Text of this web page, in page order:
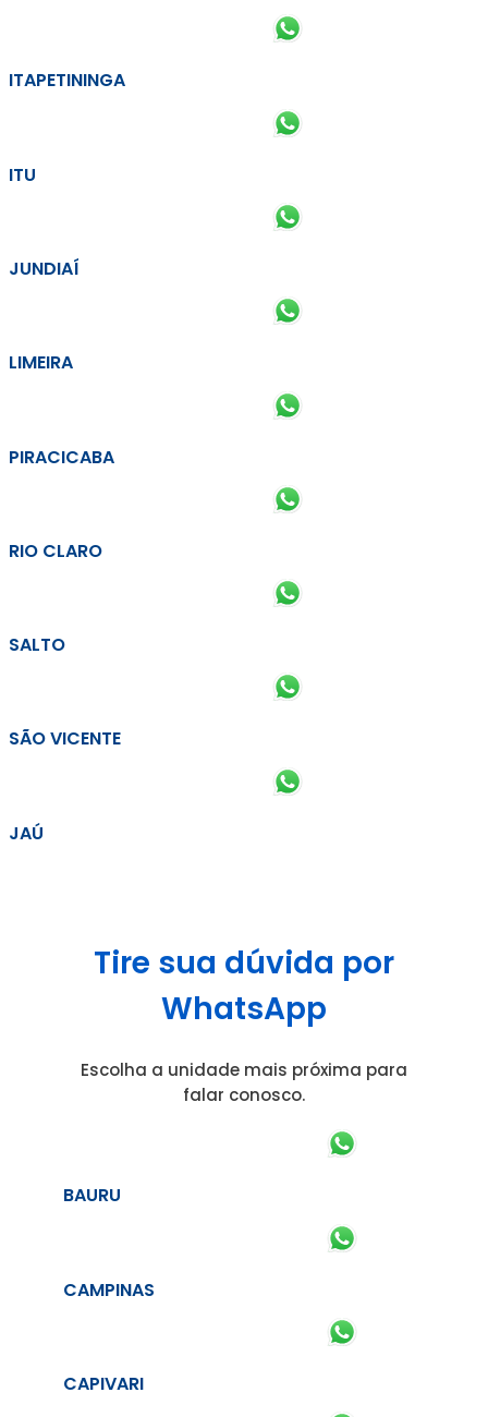
ITAPETININGA
ITU
JUNDIAÍ
LIMEIRA
PIRACICABA
RIO CLARO
SALTO
SÃO VICENTE
JAÚ
Tire sua dúvida por
WhatsApp
Escolha a unidade mais próxima para
falar conosco.
BAURU
CAMPINAS
CAPIVARI